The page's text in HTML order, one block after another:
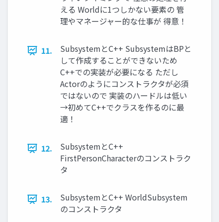
える Worldに1つしかない要素の 管
理やマネージャー的な仕事が 得意！
11.
SubsystemとC++ SubsystemはBPと
して作成することができないため
C++での実装が必要になる ただし
Actorのようにコンストラクタが必須
ではないので 実装のハードルは低い
→初めてC++でクラスを作るのに最
適！
12.
SubsystemとC++
FirstPersonCharacterのコンストラク
タ
13.
SubsystemとC++ WorldSubsystem
のコンストラクタ